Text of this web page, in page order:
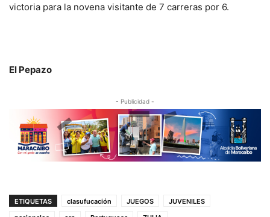
victoria para la novena visitante de 7 carreras por 6.
El Pepazo
- Publicidad -
ETIQUETAS clasufucación JUEGOS
JUVENILES